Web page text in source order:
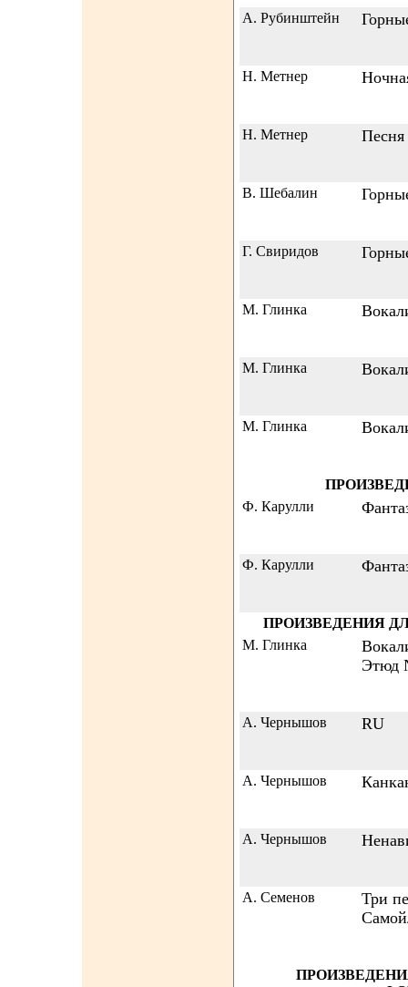
А. Рубинштейн
Н. Метнер
Н. Метнер
В. Шебалин
Г. Свиридов
М. Глинка
М. Глинка
М. Глинка
Ф. Карулли
Ф. Карулли
ПРОИЗВЕДЕНИЯ
М. Глинка
Этюд
А. Чернышов RU
А. Чернышов
А. Чернышов
А. Семенов
Три